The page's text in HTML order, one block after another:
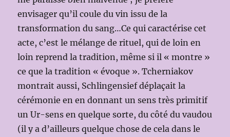
envisager qu’il coule du vin issu de la
transformation du sang…Ce qui caractérise cet
acte, c’est le mélange de rituel, qui de loin en
loin reprend la tradition, même si il « montre »
ce que la tradition « évoque ». Tcherniakov
montrait aussi, Schlingensief déplaçait la
cérémonie en en donnant un sens très primitif
un Ur-sens en quelque sorte, du côté du vaudou
(il y a d’ailleurs quelque chose de cela dans le